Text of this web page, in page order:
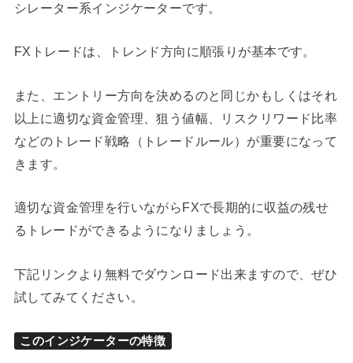
シレーター系インジケーターです。
FXトレードは、トレンド方向に順張りが基本です。
また、エントリー方向を決めるのと同じかもしくはそれ
以上に適切な資金管理、狙う値幅、リスクリワード比率
などのトレード戦略（トレードルール）が重要になって
きます。
適切な資金管理を行いながらFXで長期的に収益の残せ
るトレードができるようになりましょう。
下記リンクより無料でダウンロード出来ますので、ぜひ
試してみてください。
このインジケーターの特徴